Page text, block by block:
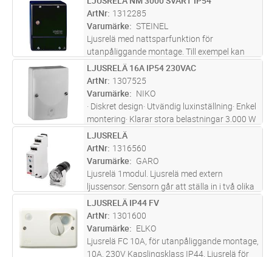
ljusvärdet utifrån Lysdiod som
inställningshjälp (fördröjningsfri)
ST Lägg i kundvagn
ArtNr 1312285
Varumärke
STEINEL
Ljusrelä med nattsparfunktion för
utanpåliggande montage. Till exempel kan
NightMatic släcka lamporna vid midnatt och
för att sedan åter tända lamporna några
timmar innan det ljusnar. Sensorn mäter
d...läs mer
ST Lägg i kundvagn
LJUSRELÄ 16A IP54 230VAC
ArtNr 1307525
Varumärke
NIKO
· Diskret design· Utvändig luxinställning· Enkel
montering· Klarar stora belastningar 3.000 W
/ 3.000 VA· Energibesparing - tänder endast
när dagsljuset inte är tillräckligt ·
Skymningsrelät kan komb
ST Lägg i kundvagn
LJUSRELÄ
ArtNr 1316560
Varumärke
GARO
Ljusrelä 1modul. Ljusrelä med extern
ljussensor. Sensorn går att ställa in i två olika
intervall; 1-100Lu eller 100-50 000Lu.
ST Lägg i kundvagn
LJUSRELÄ IP44 FV
ArtNr 1301600
Varumärke
ELKO
Ljusrelä FC 10A, för utanpåliggande montage,
10A, 230V Kapslingsklass IP44. Ljusrelä för